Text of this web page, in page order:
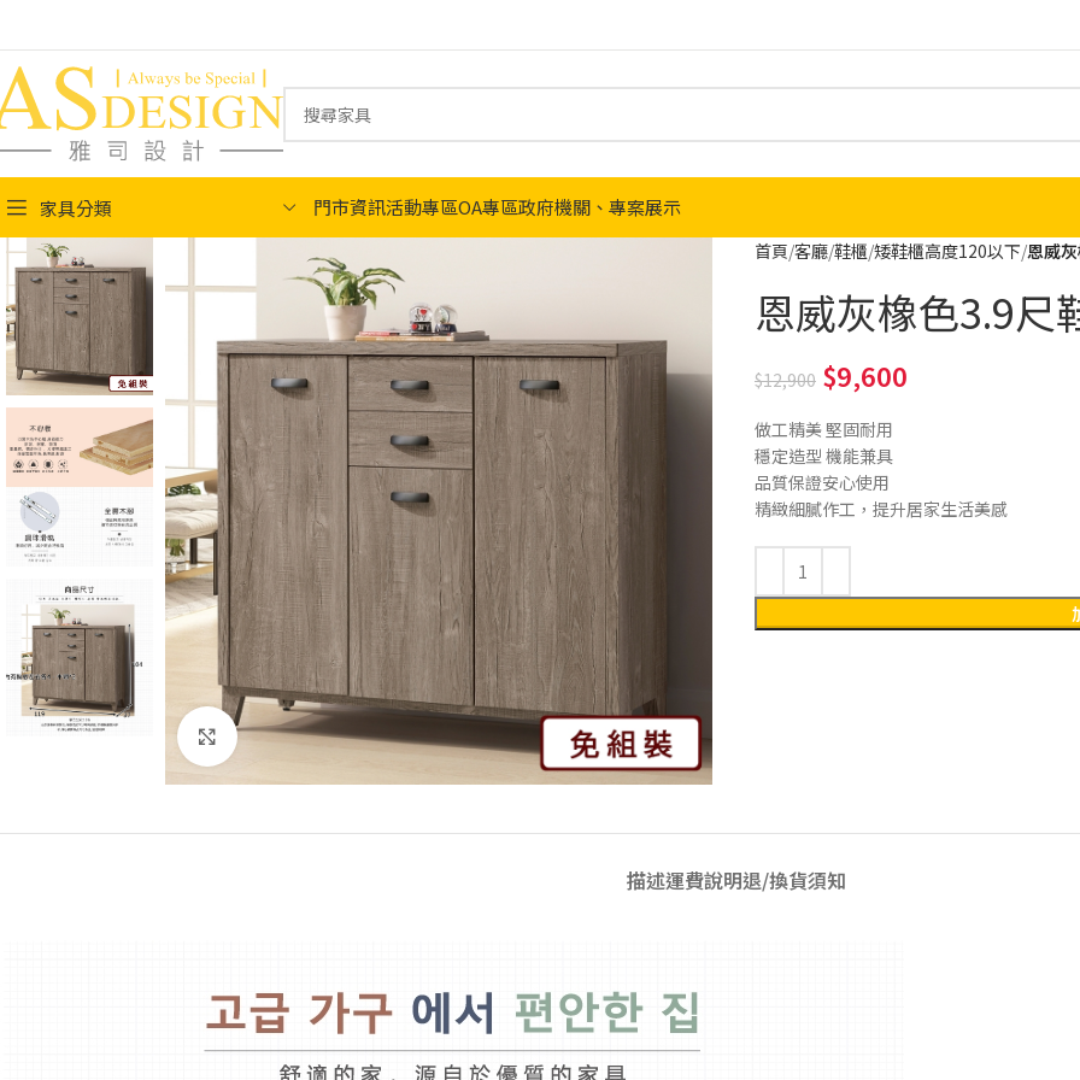
家具分類 門市資訊活動專區OA專區政府機關、專案展示
Click to enlarge
首頁 客廳 鞋櫃 矮鞋櫃高度120以下 恩威
恩威灰橡色3.9尺
12,900 9,600
做工精美 堅固耐用
穩定造型 機能兼具
品質保證安心使用
精緻細膩作工，提升居家生活美感
描述運費說明退/換貨須知